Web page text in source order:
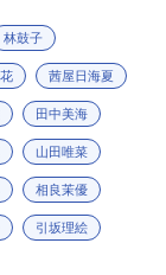
林鼓子
茜屋日海夏
田中美海
山田唯菜
相良茉優
引坂理絵